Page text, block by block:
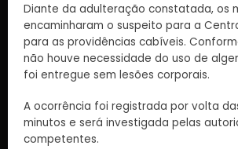
Diante da adulteração constatada, os
encaminharam o suspeito para a
para as providências cabíveis.
não houve necessidade do uso de
foi entregue sem lesões corporais.
A ocorrência foi registrada por volta
minutos e será investigada pelas
competentes.